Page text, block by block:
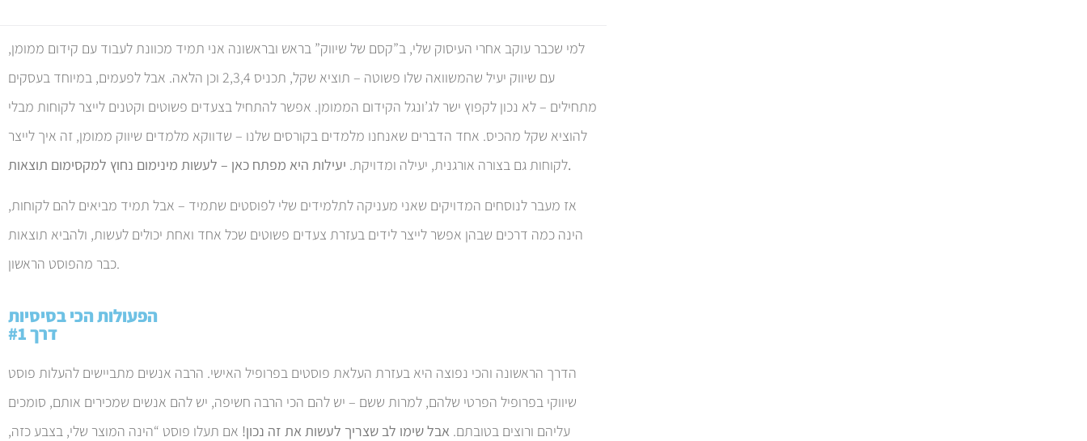
למי שכבר עוקב אחרי העיסוק שלי, ב”קסם של שיווק” בראש ובראשונה אני תמיד מכוונת לעבוד עם קידום ממומן,
עם שיווק יעיל שהמשוואה שלו פשוטה – תוציא שקל, תכניס 2,3,4 וכן הלאה. אבל לפעמים, במיוחד בעסקים
מתחילים – לא נכון לקפוץ ישר לג’ונגל הקידום הממומן. אפשר להתחיל בצעדים פשוטים וקטנים לייצר לקוחות מבלי
להוציא שקל מהכיס. אחד הדברים שאנחנו מלמדים בקורסים שלנו – שדווקא מלמדים שיווק ממומן, זה איך לייצר
לקוחות גם בצורה אורגנית, יעילה ומדויקת.יעילות היא מפתח כאן – לעשות מינימום נחוץ למקסימום תוצאות.
אז מעבר לנוסחים המדויקים שאני מעניקה לתלמידים שלי לפוסטים שתמיד – אבל תמיד מביאים להם לקוחות,
הינה כמה דרכים שבהן אפשר לייצר לידים בעזרת צעדים פשוטים שכל אחד ואחת יכולים לעשות, ולהביא תוצאות
כבר מהפוסט הראשון.
הפעולות הכי בסיסיות
דרך #1
הדרך הראשונה והכי נפוצה היא בעזרת העלאת פוסטים בפרופיל האישי. הרבה אנשים מתביישים להעלות פוסט
שיווקי בפרופיל הפרטי שלהם, למרות ששם – יש להם הכי הרבה חשיפה, יש להם אנשים שמכירים אותם, סומכים
עליהם ורוצים בטובתם. אבל שימו לב שצריך לעשות את זה נכון! אם תעלו פוסט “הינה המוצר שלי, בצבע כזה,